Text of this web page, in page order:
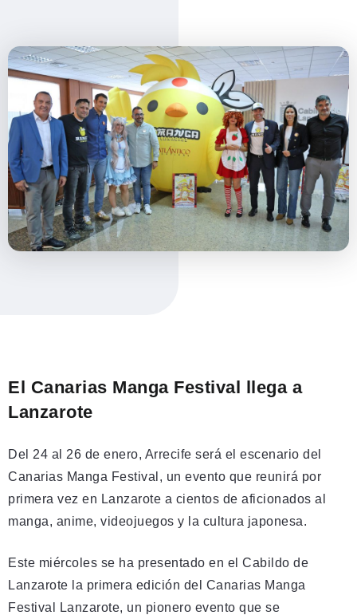
El Canarias Manga Festival llega a
Lanzarote
Del 24 al 26 de enero, Arrecife será el escenario del
Canarias Manga Festival, un evento que reunirá por
primera vez en Lanzarote a cientos de aficionados al
manga, anime, videojuegos y la cultura japonesa.
Este miércoles se ha presentado en el Cabildo de
Lanzarote la primera edición del Canarias Manga
Festival Lanzarote, un pionero evento que se